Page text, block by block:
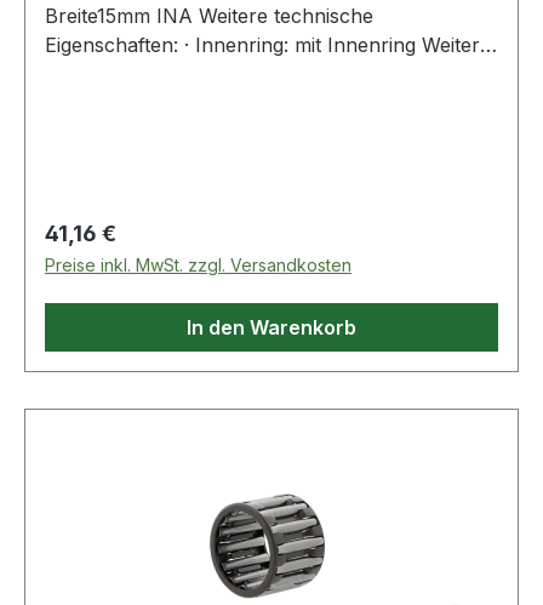
Breite15mm INA Weitere technische
Eigenschaften: · Innenring: mit Innenring Weitere
Regulärer Preis:
41,16 €
Preise inkl. MwSt. zzgl. Versandkosten
In den Warenkorb